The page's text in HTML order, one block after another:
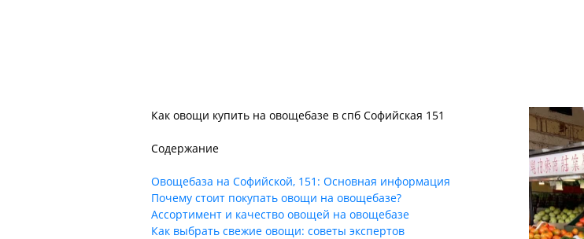
Как овощи купить на овощебазе в спб Софийская 151
Содержание
Овощебаза на Софийской, 151: Основная информация
Почему стоит покупать овощи на овощебазе?
Ассортимент и качество овощей на овощебазе
Как выбрать свежие овощи: советы экспертов